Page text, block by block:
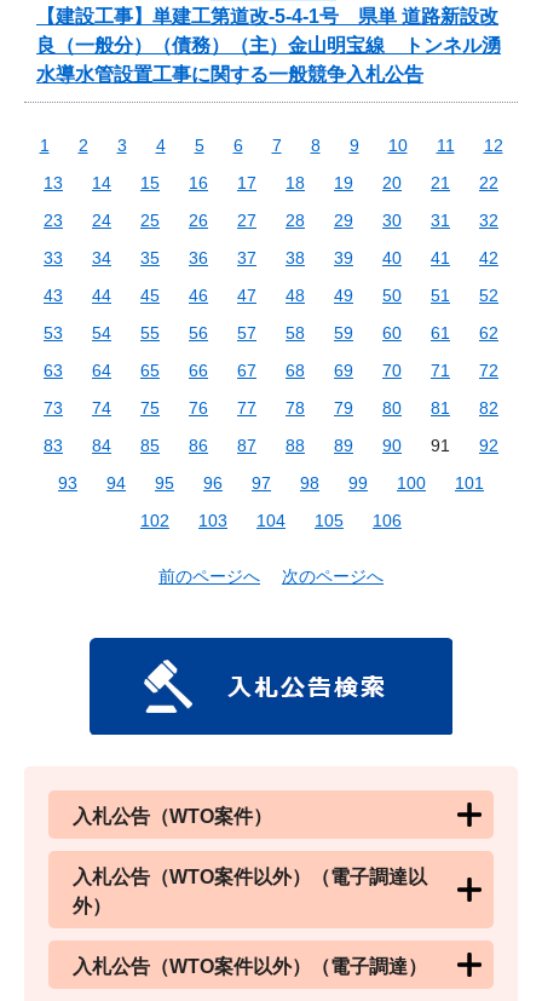
【建設工事】単建工第道改-5-4-1号 県単 道路新設改
良（一般分）（債務）（主）金山明宝線 トンネル湧
水導水管設置工事に関する一般競争入札公告
1 2 3 4 5 6 7 8 9 10 11
12
13
14 15 16 17 18 19 20 21
22
23
24 25 26 27 28 29 30 31
32
33
34 35 36 37 38 39 40 41
42
43
44 45 46 47 48 49 50 51
52
53
54 55 56 57 58 59 60 61
62
63
64 65 66 67 68 69 70 71
72
73
74 75 76 77 78 79 80 81
82
83
84 85 86 87 88 89 90 91
92
93
94 95 96 97 98 99 100
101
102
103 104 105 106
前のページへ 次のページへ
入札公告（WTO案件）
入札公告（WTO案件以外）（電子調達以
外）
入札公告（WTO案件以外）（電子調達）